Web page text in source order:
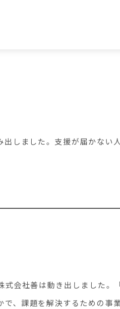
しました。支援が届かない
会社善は動き出しました。
、課題を解決するための事